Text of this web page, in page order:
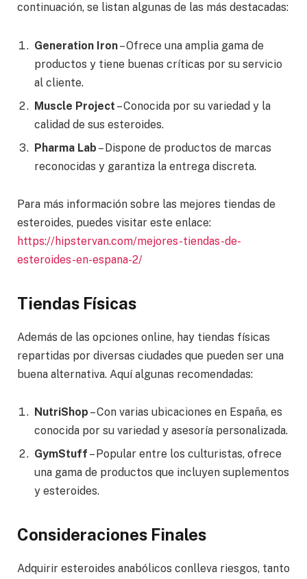
continuación, se listan algunas de las más destacadas:
Generation Iron– Ofrece una amplia gama de
productos y tiene buenas críticas por su servicio
al cliente.
Muscle Project – Conocida por su variedad y la
calidad de sus esteroides.
Pharma Lab – Dispone de productos de marcas
reconocidas y garantiza la entrega discreta.
Para más información sobre las mejores tiendas de
esteroides, puedes visitar este enlace:
https://hipstervan.com/mejores-tiendas-de-
esteroides-en-espana-2/
Tiendas Físicas
Además de las opciones online, hay tiendas físicas
repartidas por diversas ciudades que pueden ser una
buena alternativa. Aquí algunas recomendadas:
NutriShop – Con varias ubicaciones en España, es
conocida por su variedad y asesoría personalizada.
GymStuff – Popular entre los culturistas, ofrece
una gama de productos que incluyen suplementos
y esteroides.
Consideraciones Finales
Adquirir esteroides anabólicos conlleva riesgos, tanto